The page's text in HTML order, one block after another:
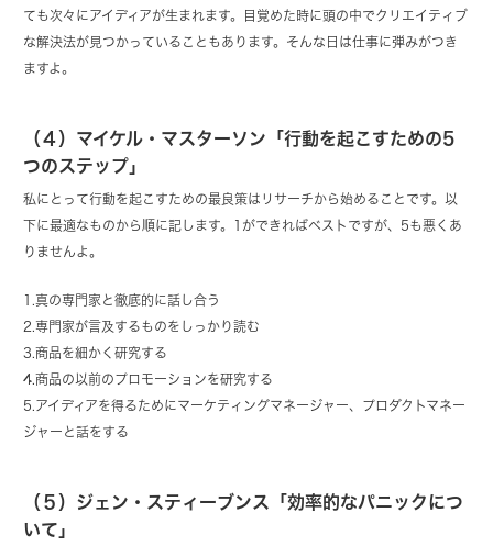
ても次々にアイディアが生まれます。目覚めた時に頭の中でクリエイティブ
な解決法が見つかっていることもあります。そんな日は仕事に弾みがつき
ますよ。
（４）マイケル・マスターソン「行動を起こすための5
つのステップ」
私にとって行動を起こすための最良策はリサーチから始めることです。以
下に最適なものから順に記します。1ができればベストですが、5も悪くあ
りませんよ。
1.真の専門家と徹底的に話し合う
2.専門家が言及するものをしっかり読む
3.商品を細かく研究する
4.商品の以前のプロモーションを研究する
5.アイディアを得るためにマーケティングマネージャー、プロダクトマネー
ジャーと話をする
（５）ジェン・スティーブンス「効率的なパニックにつ
いて」